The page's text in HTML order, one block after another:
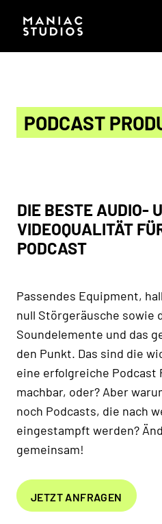
PODCAST
DIE BESTE AUDIO-
VIDEOQUALITÄT
PODCAST
Passendes Equipment,
null Störgeräusche sowie
Soundelemente und das
den Punkt. Das sind die
eine erfolgreiche
machbar, oder? Aber
noch Podcasts, die nach
eingestampft werden?
gemeinsam!
JETZT ANFRAGEN